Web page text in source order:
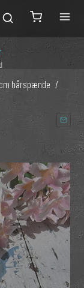
hårspænde /